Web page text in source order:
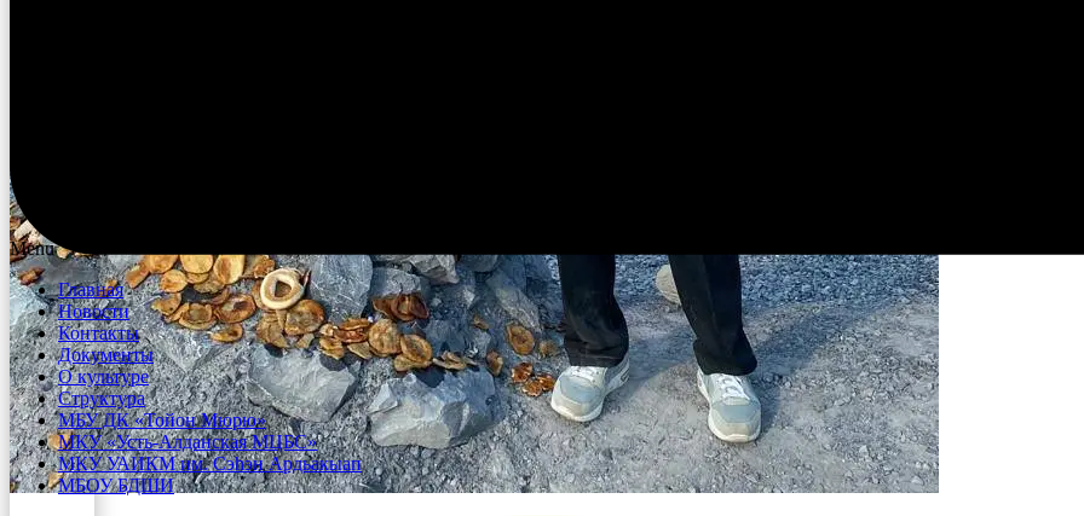
Menu
Главная
Новости
Контакты
Документы
О культуре
Структура
МБУ ДК «Тойон Мюрю»
МКУ «Усть-Алданская МЦБС»
МКУ УАИКМ им. Сэһэн Ардьакыап
МБОУ БДШИ